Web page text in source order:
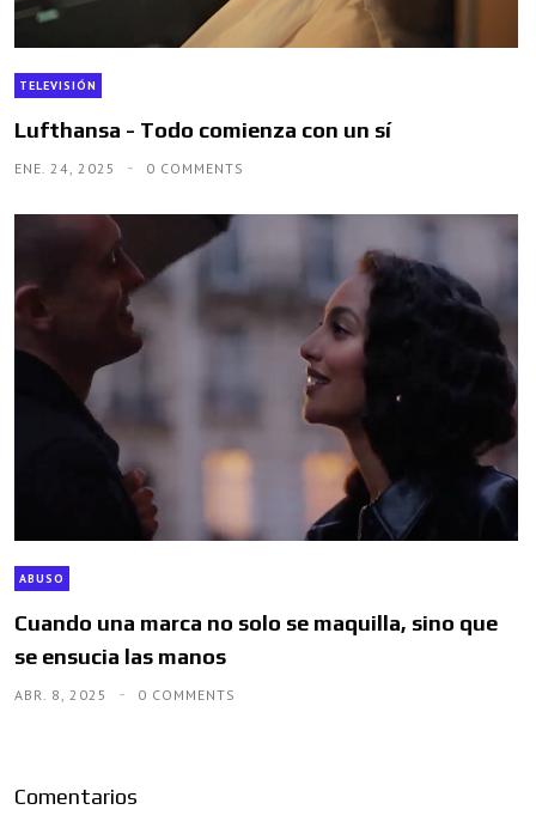
TELEVISIÓN
Lufthansa - Todo comienza con un sí
ENE. 24, 2025 0 COMMENTS
ABUSO
Cuando una marca no solo se maquilla, sino que
se ensucia las manos
ABR. 8, 2025 0 COMMENTS
Comentarios